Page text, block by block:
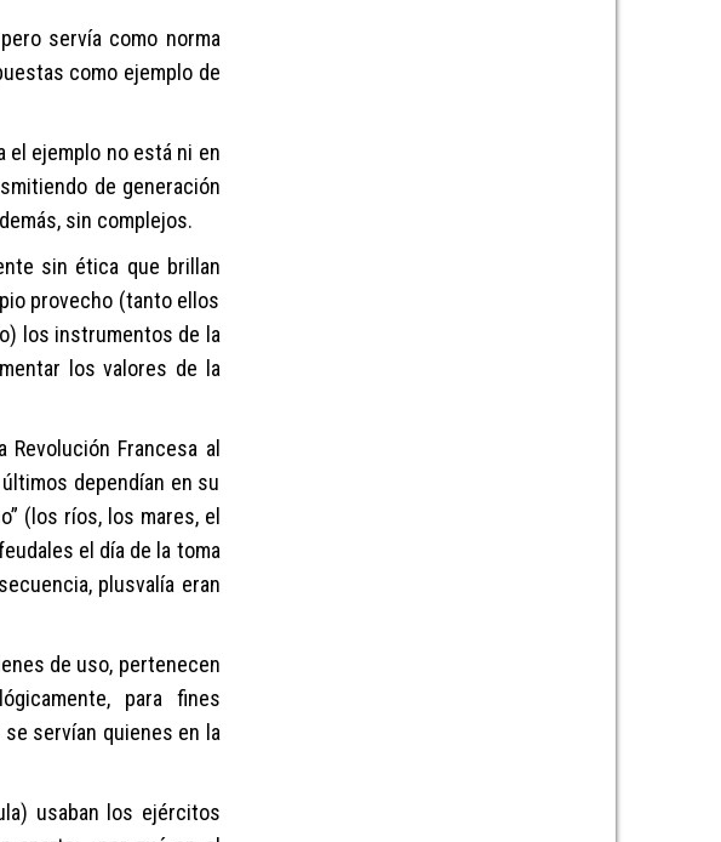
pero servía como norma
s como ejemplo de
el ejemplo no está ni en
de generación
sin complejos.
sin ética que brillan
provecho (tanto ellos
) os instrumentos de la
los valores de la
Revolución Francesa al
dependían en su
( los ríos, los mares, el
el día de la toma
, plusvalía eran
de uso, pertenecen
para fines
servían quienes en la
usaban los ejércitos